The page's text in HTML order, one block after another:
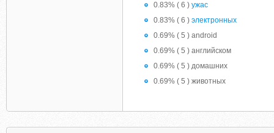
0.83% ( 6 ) ужас
0.83% ( 6 ) электронных
0.69% ( 5 ) android
0.69% ( 5 ) английском
0.69% ( 5 ) домашних
0.69% ( 5 ) животных